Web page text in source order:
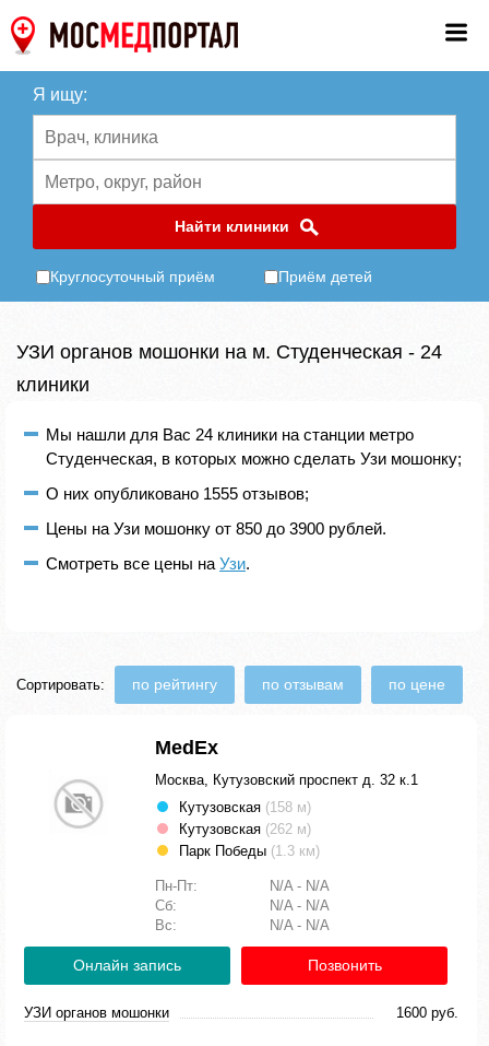
Я ищу:
Найти клиники
Круглосуточный приём Приём детей
УЗИ органов мошонки на м. Студенческая - 24
клиники
Мы нашли для Вас 24 клиники на станции метро
Студенческая, в которых можно сделать Узи мошонку;
О них опубликовано 1555 отзывов;
Цены на Узи мошонку от 850 до 3900 рублей.
Смотреть все цены на Узи.
Сортировать: по рейтингу по отзывам по цене
MedEx
Москва, Кутузовский проспект д. 32 к.1
Кутузовская (158 м)
Кутузовская (262 м)
Парк Победы (1.3 км)
Пн-Пт:
N/A - N/A
Сб:
N/A - N/A
Вс:
N/A - N/A
Онлайн запись Позвонить
УЗИ органов мошонки 1600 руб.